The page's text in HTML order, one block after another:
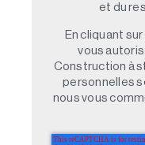
et du
En cliquant
vous
Construction à
personnelles
nous vous